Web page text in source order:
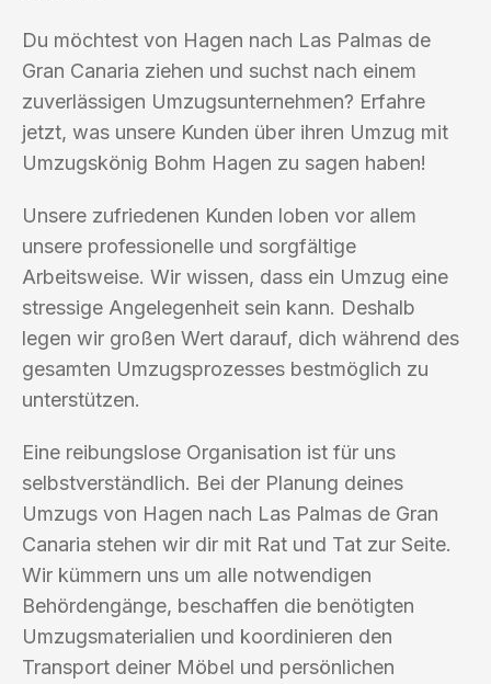
Du möchtest von Hagen nach Las Palmas de
Gran Canaria ziehen und suchst nach einem
zuverlässigen Umzugsunternehmen? Erfahre
jetzt, was unsere Kunden über ihren Umzug mit
Umzugskönig Bohm Hagen zu sagen haben!
Unsere zufriedenen Kunden loben vor allem
unsere professionelle und sorgfältige
Arbeitsweise. Wir wissen, dass ein Umzug eine
stressige Angelegenheit sein kann. Deshalb
legen wir großen Wert darauf, dich während des
gesamten Umzugsprozesses bestmöglich zu
unterstützen.
Eine reibungslose Organisation ist für uns
selbstverständlich. Bei der Planung deines
Umzugs von Hagen nach Las Palmas de Gran
Canaria stehen wir dir mit Rat und Tat zur Seite.
Wir kümmern uns um alle notwendigen
Behördengänge, beschaffen die benötigten
Umzugsmaterialien und koordinieren den
Transport deiner Möbel und persönlichen